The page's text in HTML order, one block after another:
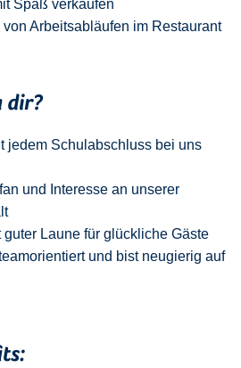
Spaß verkaufen
Arbeitsabläufen im Restaurant
dir?
jedem Schulabschluss bei uns
und
Interesse an unserer
guter Laune für glückliche Gäste
und bist neugierig auf